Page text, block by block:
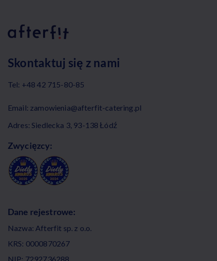
Skontaktuj się z nami
Tel: +48 42 715-80-85
Email: zamowienia@afterfit-catering.pl
Adres: Siedlecka 3, 93-138 Łódź
Zwycięzcy:
Dane rejestrowe:
Nazwa: Afterfit sp. z o.o.
KRS: 0000870267
NIP: 7292736288